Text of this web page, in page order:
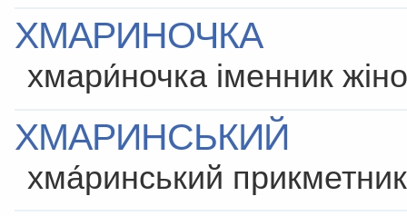
ХМАРИНОЧКА
хмари́ночка іменник
ХМАРИНСЬКИЙ
хма́ринський прикметник